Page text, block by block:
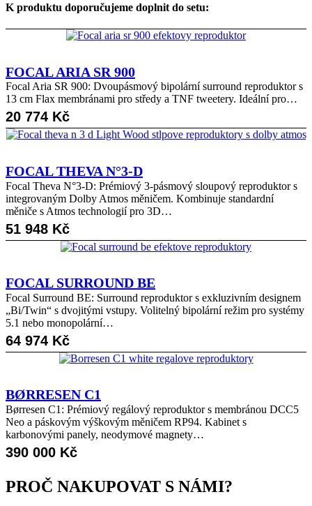
K produktu doporučujeme doplnit do setu:
FOCAL ARIA SR 900
Focal Aria SR 900: Dvoupásmový bipolární surround reproduktor s
13 cm Flax membránami pro středy a TNF tweetery. Ideální pro…
20 774 Kč
FOCAL THEVA N°3-D
Focal Theva N°3-D: Prémiový 3-pásmový sloupový reproduktor s
integrovaným Dolby Atmos měničem. Kombinuje standardní
měniče s Atmos technologií pro 3D…
51 948 Kč
FOCAL SURROUND BE
Focal Surround BE: Surround reproduktor s exkluzivním designem
„Bi/Twin“ s dvojitými vstupy. Volitelný bipolární režim pro systémy
5.1 nebo monopolární…
64 974 Kč
BØRRESEN C1
Børresen C1: Prémiový regálový reproduktor s membránou DCC5
Neo a páskovým výškovým měničem RP94. Kabinet s
karbonovými panely, neodymové magnety…
390 000 Kč
PROČ NAKUPOVAT S NÁMI?